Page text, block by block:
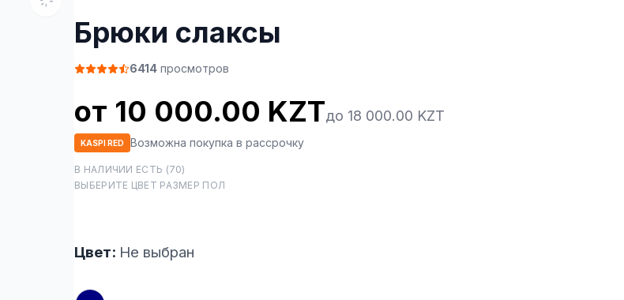
Брюки слаксы
6414 просмотров
от 10 000.00 KZTдо 18 000.00 KZT
KASPI RED Возможна покупка в рассрочку
В НАЛИЧИИ ЕСТЬ (70)
ВЫБЕРИТЕ ЦВЕТ РАЗМЕР ПОЛ
Цвет: Не выбран